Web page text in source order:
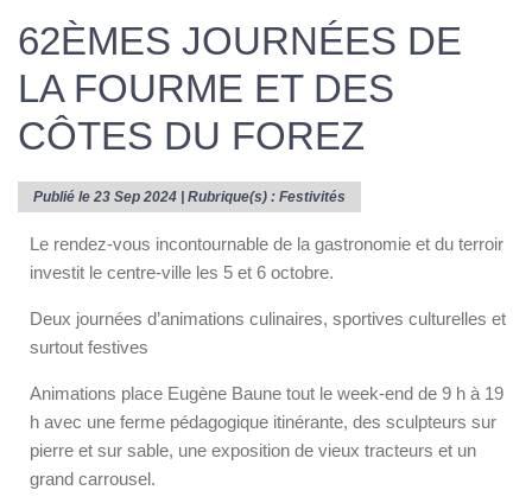
62ÈMES JOURNÉES DE
LA FOURME ET DES
CÔTES DU FOREZ
Publié le 23 Sep 2024 | Rubrique(s) : Festivités
Le rendez-vous incontournable de la gastronomie et du terroir
investit le centre-ville les 5 et 6 octobre.
Deux journées d’animations culinaires, sportives culturelles et
surtout festives
Animations place Eugène Baune tout le week-end de 9 h à 19
h avec une ferme pédagogique itinérante, des sculpteurs sur
pierre et sur sable, une exposition de vieux tracteurs et un
grand carrousel.